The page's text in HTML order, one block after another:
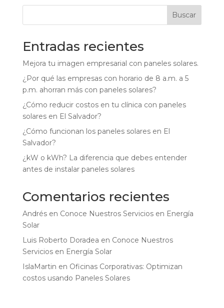
Buscar
Entradas recientes
Mejora tu imagen empresarial con paneles solares.
¿Por qué las empresas con horario de 8 a.m. a 5
p.m. ahorran más con paneles solares?
¿Cómo reducir costos en tu clínica con paneles
solares en El Salvador?
¿Cómo funcionan los paneles solares en El
Salvador?
¿kW o kWh? La diferencia que debes entender
antes de instalar paneles solares
Comentarios recientes
Andrésen Conoce Nuestros Servicios en Energía
Solar
Luis Roberto Doradea en Conoce Nuestros
Servicios en Energía Solar
IslaMartin en Oficinas Corporativas: Optimizan
costos usando Paneles Solares